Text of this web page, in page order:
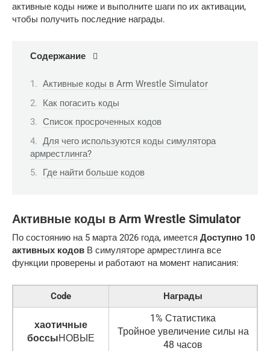
активные коды ниже и выполните шаги по их активации,
чтобы получить последние награды.
Содержание
Активные коды в Arm Wrestle Simulator
Как погасить коды
Список просроченных кодов
Для чего используются коды симулятора
армрестлинга?
Где найти больше кодов
Активные коды в Arm Wrestle Simulator
По состоянию на 5 марта 2026 года, имеется Доступно 10
активных кодов В симуляторе армрестлинга все
функции проверены и работают на момент написания:
Code Награды
хаотичные
боссыНОВЫЕ
1% Статистика
Тройное увеличение силы на
48 часов